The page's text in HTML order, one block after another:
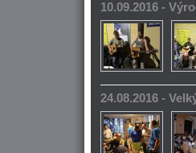
10.09.2016 -
24.08.2016 -